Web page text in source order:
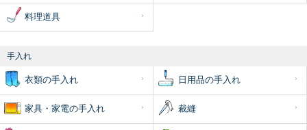
料理道具
手入れ
衣類の手入れ 日用品の手入れ
家具・家電の手入れ 裁縫